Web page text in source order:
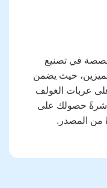
في تصنيع
حيث يضمن
عربات الغولف
حصولك على
المصدر.